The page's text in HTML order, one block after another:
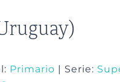
Primario | Serie: